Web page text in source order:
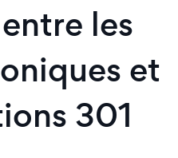
les
et
301